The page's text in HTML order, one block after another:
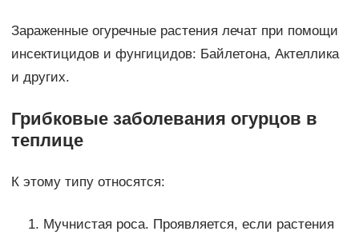
Зараженные огуречные растения лечат при помощи
инсектицидов и фунгицидов: Байлетона, Актеллика
и других.
Грибковые заболевания огурцов в
теплице
К этому типу относятся:
Мучнистая роса. Проявляется, если растения